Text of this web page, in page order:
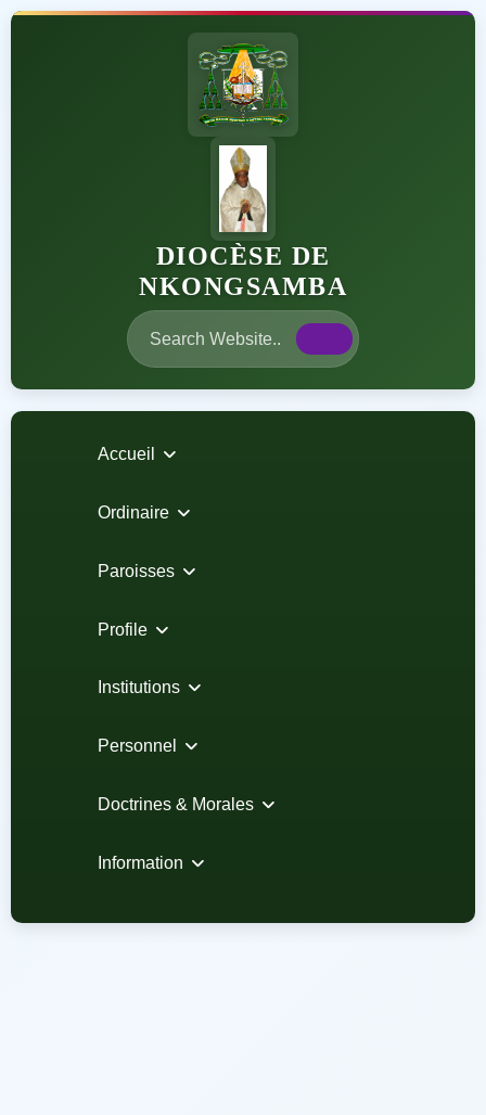
DIOCÈSE DE
NKONGSAMBA
Accueil
Ordinaire
Paroisses
Profile
Institutions
Personnel
Doctrines & Morales
Information